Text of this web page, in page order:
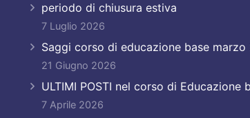
periodo di chiusura estiva
7 Luglio 2026
Saggi corso di educazione base marzo
21 Giugno 2026
ULTIMI POSTI nel corso di Educazione
7 Aprile 2026